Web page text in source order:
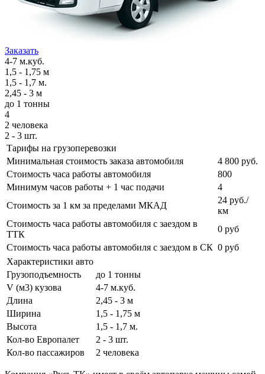
Заказать
4-7 м.куб.
1,5 - 1,75 м
1,5 - 1,7 м.
2,45 - 3 м
до 1 тонны
4
2 человека
2 - 3 шт.
Тарифы на грузоперевозки
Минимальная стоимость заказа автомобиля
4 800 руб.
Стоимость часа работы автомобиля
800
Минимум часов работы + 1 час подачи
4
Стоимость за 1 км за пределами МКАД
24 руб./
км
Стоимость часа работы автомобиля с заездом в
ТТК
0 руб
Стоимость часа работы автомобиля с заездом в СК 0 руб
Характеристики авто
Грузоподъемность
до 1 тонны
V (м3) кузова
4-7 м.куб.
Длина
2,45 - 3 м
Ширина
1,5 - 1,75 м
Высота
1,5 - 1,7 м.
Кол-во Европалет
2 - 3 шт.
Кол-во пассажиров
2 человека